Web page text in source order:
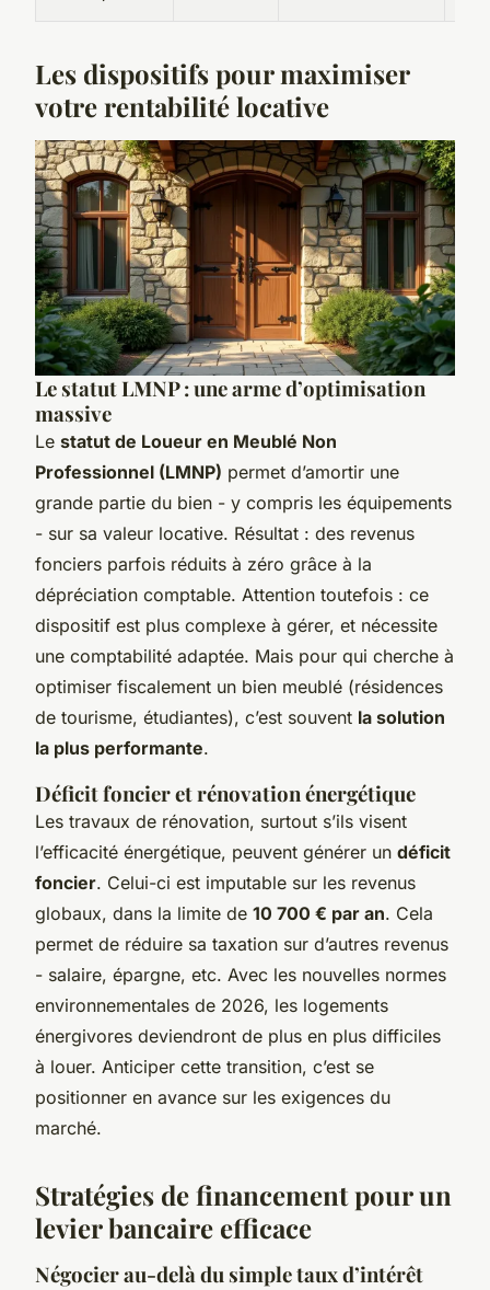
Les dispositifs pour maximiser
votre rentabilité locative
Le statut LMNP : une arme d’optimisation
massive
Le statut de Loueur en Meublé Non
Professionnel (LMNP) permet d’amortir une
grande partie du bien - y compris les équipements
- sur sa valeur locative. Résultat : des revenus
fonciers parfois réduits à zéro grâce à la
dépréciation comptable. Attention toutefois : ce
dispositif est plus complexe à gérer, et nécessite
une comptabilité adaptée. Mais pour qui cherche à
optimiser fiscalement un bien meublé (résidences
de tourisme, étudiantes), c’est souvent la solution
la plus performante.
Déficit foncier et rénovation énergétique
Les travaux de rénovation, surtout s’ils visent
l’efficacité énergétique, peuvent générer un déficit
foncier. Celui-ci est imputable sur les revenus
globaux, dans la limite de 10 700 € par an. Cela
permet de réduire sa taxation sur d’autres revenus
- salaire, épargne, etc. Avec les nouvelles normes
environnementales de 2026, les logements
énergivores deviendront de plus en plus difficiles
à louer. Anticiper cette transition, c’est se
positionner en avance sur les exigences du
marché.
Stratégies de financement pour un
levier bancaire efficace
Négocier au-delà du simple taux d’intérêt